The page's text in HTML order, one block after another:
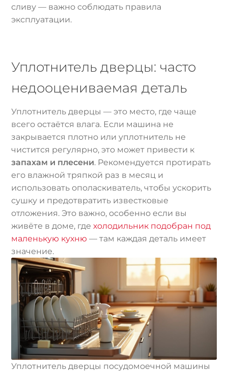
сливу — важно соблюдать правила
эксплуатации.
Уплотнитель дверцы: часто
недооцениваемая деталь
Уплотнитель дверцы — это место, где чаще
всего остаётся влага. Если машина не
закрывается плотно или уплотнитель не
чистится регулярно, это может привести к
запахам и плесени. Рекомендуется протирать
его влажной тряпкой раз в месяц и
использовать ополаскиватель, чтобы ускорить
сушку и предотвратить известковые
отложения. Это важно, особенно если вы
живёте в доме, гдехолодильник подобран под
маленькую кухню — там каждая деталь имеет
значение.
Уплотнитель дверцы посудомоечной машины